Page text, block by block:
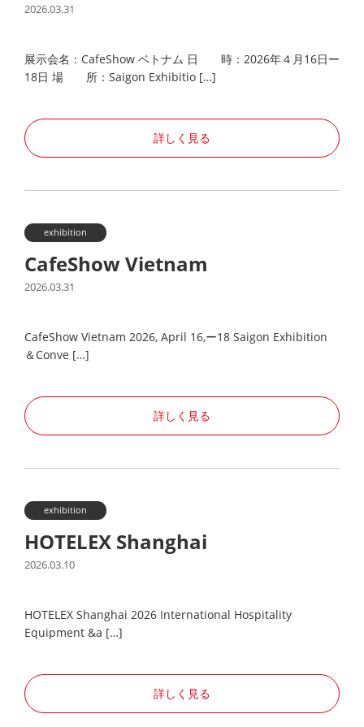
2026.03.31
展示会名：CafeShow ベトナム 日 時：2026年４月16日ー
18日 場 所：Saigon Exhibitio […]
詳しく見る
exhibition
CafeShow Vietnam
2026.03.31
CafeShow Vietnam 2026, April 16,ー18 Saigon Exhibition
＆Conve […]
詳しく見る
exhibition
HOTELEX Shanghai
2026.03.10
HOTELEX Shanghai 2026 International Hospitality
Equipment &a […]
詳しく見る